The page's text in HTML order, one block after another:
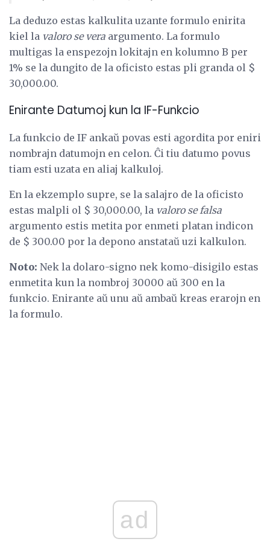
La deduzo estas kalkulita uzante formulo enirita
kiel la valoro se vera argumento. La formulo
multigas la enspezojn lokitajn en kolumno B per
1% se la dungito de la oficisto estas pli granda ol $
30,000.00.
Enirante Datumoj kun la IF-Funkcio
La funkcio de IF ankaŭ povas esti agordita por eniri
nombrajn datumojn en celon. Ĉi tiu datumo povus
tiam esti uzata en aliaj kalkuloj.
En la ekzemplo supre, se la salajro de la oficisto
estas malpli ol $ 30,000.00, la valoro se falsa
argumento estis metita por enmeti platan indicon
de $ 300.00 por la depono anstataŭ uzi kalkulon.
Noto: Nek la dolaro-signo nek komo-disigilo estas
enmetita kun la nombroj 30000 aŭ 300 en la
funkcio. Enirante aŭ unu aŭ ambaŭ kreas erarojn en
la formulo.
ad